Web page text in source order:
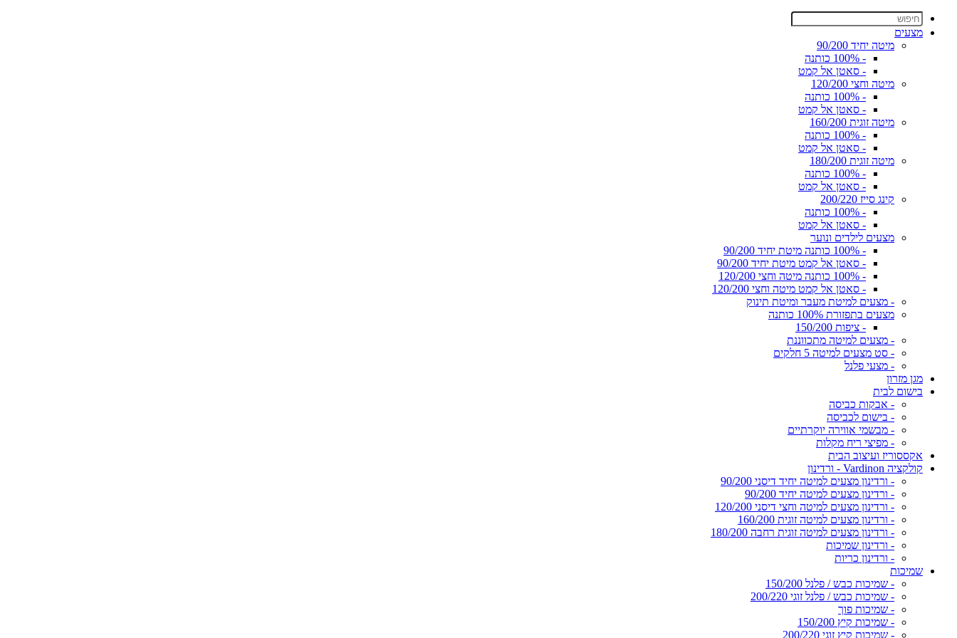
מצעים
מיטה יחיד 90/200
- 100% כותנה
- סאטן אל קמט
מיטה וחצי 120/200
- 100% כותנה
- סאטן אל קמט
מיטה זוגית 160/200
- 100% כותנה
- סאטן אל קמט
מיטה זוגית 180/200
- 100% כותנה
- סאטן אל קמט
קינג סייז 200/220
- 100% כותנה
- סאטן אל קמט
מצעים לילדים ונוער
- 100% כותנה מיטת יחיד 90/200
- סאטן אל קמט מיטת יחיד 90/200
- 100% כותנה מיטה וחצי 120/200
- סאטן אל קמט מיטה וחצי 120/200
- מצעים למיטת מעבר ומיטת תינוק
מצעים בתפזורת 100% כותנה
- ציפות 150/200
- מצעים למיטה מתכווננת
- סט מצעים למיטה 5 חלקים
- מצעי פלנל
מגן מזרון
בישום לבית
- אבקות כביסה
- בישום לכביסה
- מבשמי אווירה יוקרתיים
- מפיצי ריח מקלות
אקססוריז ועיצוב הבית
קולקציה Vardinon - ורדינון
- ורדינון מצעים למיטה יחיד דיסני 90/200
- ורדינון מצעים למיטה יחיד 90/200
- ורדינון מצעים למיטה וחצי דיסני 120/200
- ורדינון מצעים למיטה זוגית 160/200
- ורדינון מצעים למיטה זוגית רחבה 180/200
- ורדינון שמיכות
- ורדינון כריות
שמיכות
- שמיכות כבש / פלנל 150/200
- שמיכות כבש / פלנל זוגי 200/220
- שמיכות פוך
- שמיכות קיץ 150/200
- שמיכות קיץ זוגי 200/220